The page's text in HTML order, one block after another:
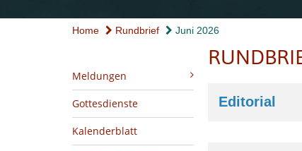
Home Rundbrief Juni 2026
Meldungen
Gottesdienste
Kalenderblatt
Editorial